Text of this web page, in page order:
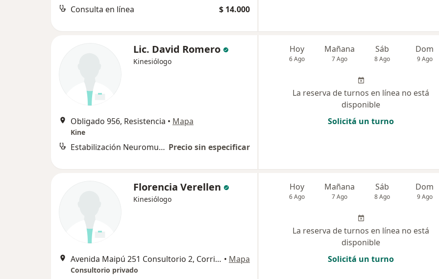
Consulta en línea $ 14.000
Lic. David Romero
Kinesiólogo
Obligado 956, Resistencia • Mapa
Kine
Estabilización Neuromuscular Dinámica Precio sin especificar
Hoy
6 Ago
Mañana
7 Ago
Sáb
8 Ago
Dom
9 Ago
La reserva de turnos en línea no está
disponible
Solicitá un turno
Florencia Verellen
Kinesiólogo
Avenida Maipú 251 Consultorio 2, Corrientes • Mapa
Consultorio privado
Hoy
6 Ago
Mañana
7 Ago
Sáb
8 Ago
Dom
9 Ago
La reserva de turnos en línea no está
disponible
Solicitá un turno